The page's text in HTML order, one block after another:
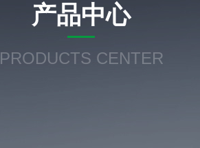
产品中心
PRODUCTS CENTER